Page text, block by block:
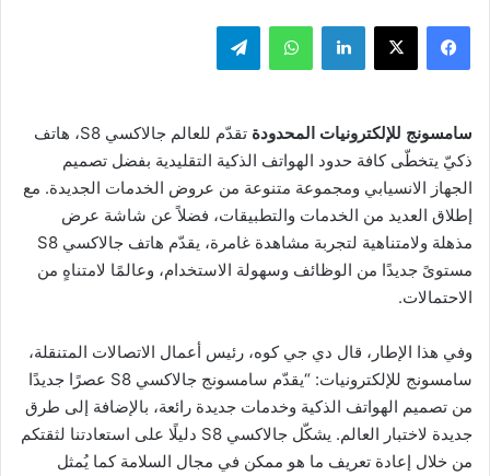
فيسبوك لينكدإن واتساب
سامسونج للإلكترونيات المحدودة
تقدّم للعالم جالاكسي S8، هاتف
ذكيّ يتخطّى كافة حدود الهواتف الذكية التقليدية بفضل تصميم
الجهاز الانسيابي ومجموعة متنوعة من عروض الخدمات الجديدة. مع
إطلاق العديد من الخدمات والتطبيقات، فضلاً عن شاشة عرض
مذهلة ولامتناهية لتجربة مشاهدة غامرة، يقدّم هاتف جالاكسي S8
مستوىً جديدًا من الوظائف وسهولة الاستخدام، وعالمًا لامتناهٍ من
الاحتمالات.
وفي هذا الإطار، قال دي جي كوه، رئيس أعمال الاتصالات المتنقلة،
سامسونج للإلكترونيات: “يقدّم سامسونج جالاكسي S8 عصرًا جديدًا
من تصميم الهواتف الذكية وخدمات جديدة رائعة، بالإضافة إلى طرق
جديدة لاختبار العالم. يشكّل جالاكسي S8 دليلًا على استعادتنا لثقتكم
من خلال إعادة تعريف ما هو ممكن في مجال السلامة كما يُمثل